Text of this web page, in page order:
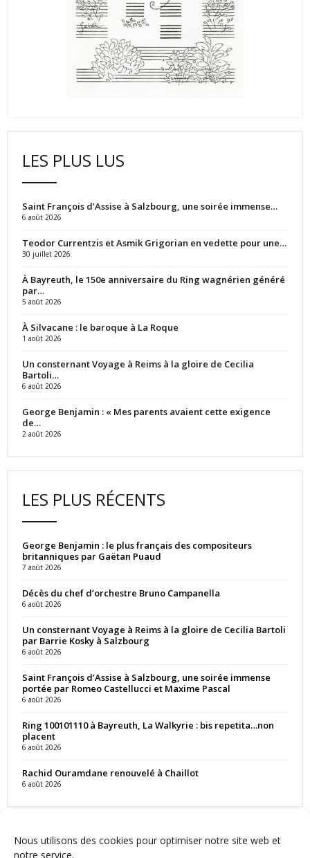
Nous utilisons des cookies pour optimiser notre site web et
notre service.
LES PLUS LUS
Saint François d’Assise à Salzbourg, une soirée immense…
6 août 2026
Teodor Currentzis et Asmik Grigorian en vedette pour une…
30 juillet 2026
À Bayreuth, le 150e anniversaire du Ring wagnérien généré
par…
5 août 2026
À Silvacane : le baroque à La Roque
1 août 2026
Un consternant Voyage à Reims à la gloire de Cecilia
Bartoli…
6 août 2026
George Benjamin : « Mes parents avaient cette exigence
de…
2 août 2026
LES PLUS RÉCENTS
George Benjamin : le plus français des compositeurs
britanniques par Gaëtan Puaud
7 août 2026
Décès du chef d’orchestre Bruno Campanella
6 août 2026
Un consternant Voyage à Reims à la gloire de Cecilia Bartoli
par Barrie Kosky à Salzbourg
6 août 2026
Saint François d’Assise à Salzbourg, une soirée immense
portée par Romeo Castellucci et Maxime Pascal
6 août 2026
Ring 100101110 à Bayreuth, La Walkyrie : bis repetita…non
placent
6 août 2026
Rachid Ouramdane renouvelé à Chaillot
6 août 2026